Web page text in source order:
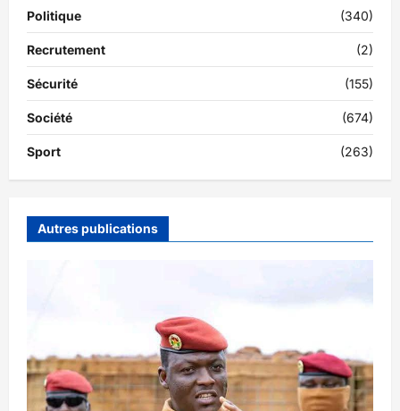
Politique (340)
Recrutement (2)
Sécurité (155)
Société (674)
Sport (263)
Autres publications